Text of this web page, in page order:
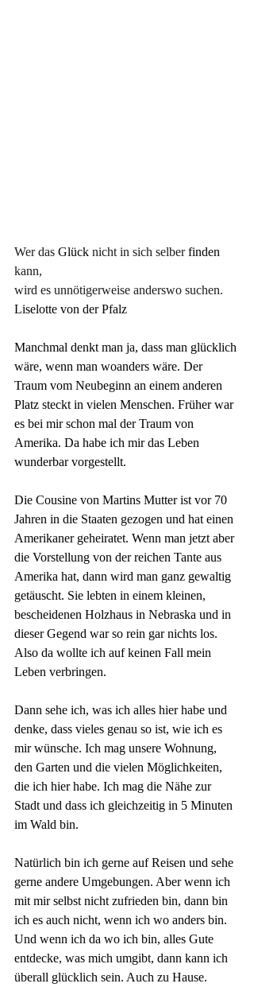
Wer das Glück nicht in sich selber finden
kann,
wird es unnötigerweise anderswo suchen.
Liselotte von der Pfalz
Manchmal denkt man ja, dass man glücklich
wäre, wenn man woanders wäre. Der
Traum vom Neubeginn an einem anderen
Platz steckt in vielen Menschen. Früher war
es bei mir schon mal der Traum von
Amerika. Da habe ich mir das Leben
wunderbar vorgestellt.
Die Cousine von Martins Mutter ist vor 70
Jahren in die Staaten gezogen und hat einen
Amerikaner geheiratet. Wenn man jetzt aber
die Vorstellung von der reichen Tante aus
Amerika hat, dann wird man ganz gewaltig
getäuscht. Sie lebten in einem kleinen,
bescheidenen Holzhaus in Nebraska und in
dieser Gegend war so rein gar nichts los.
Also da wollte ich auf keinen Fall mein
Leben verbringen.
Dann sehe ich, was ich alles hier habe und
denke, dass vieles genau so ist, wie ich es
mir wünsche. Ich mag unsere Wohnung,
den Garten und die vielen Möglichkeiten,
die ich hier habe. Ich mag die Nähe zur
Stadt und dass ich gleichzeitig in 5 Minuten
im Wald bin.
Natürlich bin ich gerne auf Reisen und sehe
gerne andere Umgebungen. Aber wenn ich
mit mir selbst nicht zufrieden bin, dann bin
ich es auch nicht, wenn ich wo anders bin.
Und wenn ich da wo ich bin, alles Gute
entdecke, was mich umgibt, dann kann ich
überall glücklich sein. Auch zu Hause.